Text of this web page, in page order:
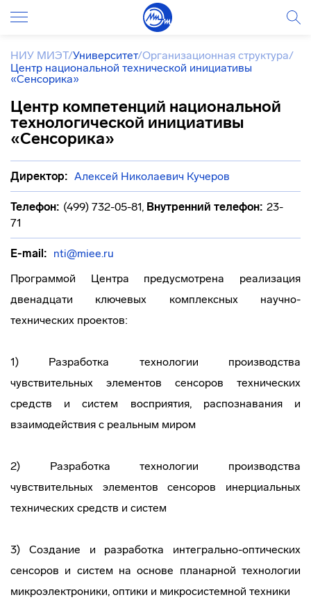
НИУ МИЭТ/Университет/Организационная структура/
Центр национальной технической инициативы
«Сенсорика»
Центр компетенций национальной
технологической инициативы
«Сенсорика»
Директор: Алексей Николаевич Кучеров
Телефон: (499) 732-05-81, Внутренний телефон: 23-
71
E-mail: nti@miee.ru
Программой Центра предусмотрена реализация
двенадцати ключевых комплексных научно-
технических проектов:
1) Разработка технологии производства
чувствительных элементов сенсоров технических
средств и систем восприятия, распознавания и
взаимодействия с реальным миром
2) Разработка технологии производства
чувствительных элементов сенсоров инерциальных
технических средств и систем
3) Создание и разработка интегрально-оптических
сенсоров и систем на основе планарной технологии
микроэлектроники, оптики и микросистемной техники